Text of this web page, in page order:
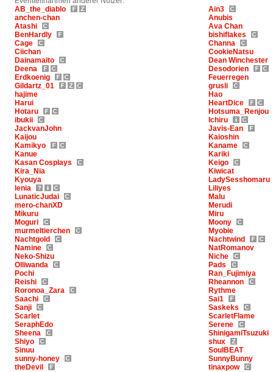
AB_the_diablo
Ain3
anchen-chan
Anubis
Atashi
Ava Chan
BenHardly
bishiflakes
Cage
Channa
Ciichan
CookieNatsu
Dainamaito
Dean Winchester
Deena
Desodorien
Erdkoenig
Feuerregen
Gildartz_01
grusli
hajime
Hao
Harui
HeartDice
Hotaru
Hotsuma_Renjou
ibukii
Ichiru
JackvanJohn
Javis-Ean
Kaijou
Kaioshin
Kamikyo
Kaname
Kanue
Kariki
Kasan Cosplays
Keigo
Kira_Nia
Kiwicat
Kyouya
LadySesshomaru
lenia
Liliyes
LunaticJudai
Malu
mero-chanXD
Merudi
Mikuru
Miru
Moguri
Moony
murmeltierchen
Myobie
Nachtgold
Nachtwind
Namine
NatRomanov
Neko-Shizu
Niche
Olliwanda
Pads
Pochi
Ran_Fujimiya
Reishi
Rheannon
Roronoa_Zara
Rythme
Saachi
Sai1
Sanji
Saskeks
Scarlet
ScarletFlame
SeraphEdo
Serene
Sheena
ShinigamiTsuzuki
Shiyo
shux
Sinuu
SoulBEAT
sunny-honey
SunnyBunny
theDevil
tinaxpow